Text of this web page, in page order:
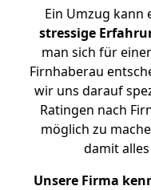
Ein Umzug kann
stressige
man sich für
Firnhaberau
wir uns darauf
Ratingen nach
möglich zu
damit
Unsere Firma